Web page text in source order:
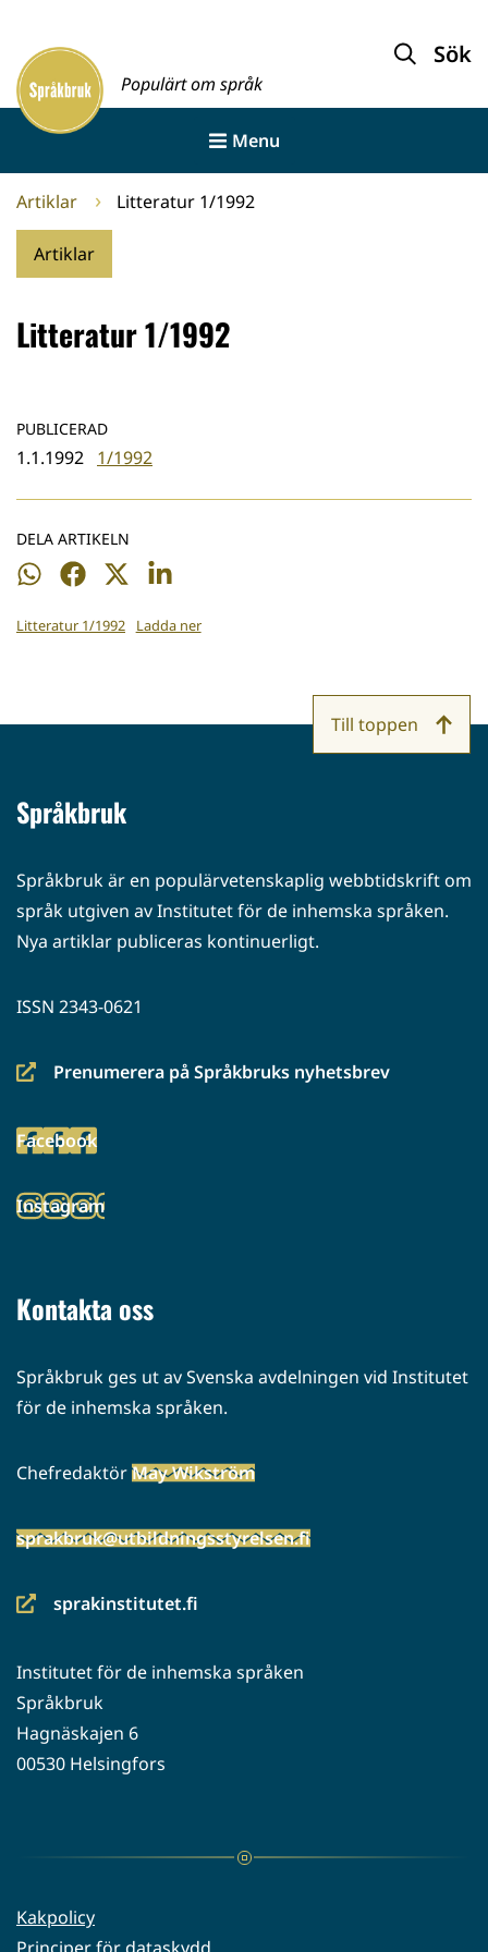
innehållet
Framsida
Populärt om språk
Sök
Menu
Artiklar Litteratur 1/1992
Artiklar
Litteratur 1/1992
PUBLICERAD
1.1.1992 1/1992
DELA ARTIKELN
Dela
WhatsApp
Dela
Facebook
Dela
Twitter
Dela
LinkedIn
Litteratur 1/1992 Ladda ner
Språkbruk
Språkbruk är en populärvetenskaplig webbtidskrift om
språk utgiven av Institutet för de inhemska språken.
Nya artiklar publiceras kontinuerligt.
ISSN 2343-0621
Prenumerera på Språkbruks nyhetsbrev
(siirryt
palveluun)
Facebook
(siirryt
palveluun)
Instagram
(siirryt
Kontakta oss
Språkbruk ges ut av Svenska avdelningen vid Institutet
för de inhemska språken.
ChefredaktörMay Wikström
sprakbruk@utbildningsstyrelsen.fi
sprakinstitutet.fi
(siirryt
palveluun)
Institutet för de inhemska språken
Språkbruk
Hagnäskajen 6
00530 Helsingfors
Kakpolicy
Principer för dataskydd
Till toppen